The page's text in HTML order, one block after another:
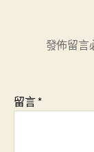
發佈留言
留言*